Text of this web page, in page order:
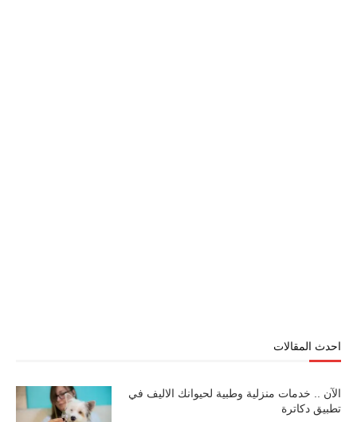
احدث المقالات
الآن .. خدمات منزلية وطبية لحيوانك الاليف في
تطبيق دكاترة